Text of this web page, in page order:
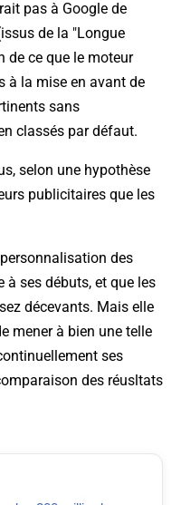
pas à Google de
de la "Longue
de ce que le moteur
à la mise en avant de
sans
classés par défaut.
selon une hypothèse
publicitaires que les
des
à ses débuts, et que les
décevants. Mais elle
mener à bien une telle
ses
des réusltats